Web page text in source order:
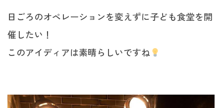
日ごろのオペレーションを変えずに子ども食堂を開
催したい！
このアイディアは素晴らしいですね